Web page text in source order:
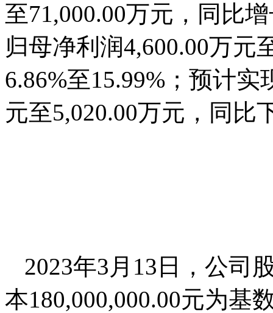
至71,000.00万元，同比
归母净利润4,600.00万元
6.86%至15.99%；预计
元至5,020.00万元，同比
2023年3月13日，公司
本180,000,000.00元为基